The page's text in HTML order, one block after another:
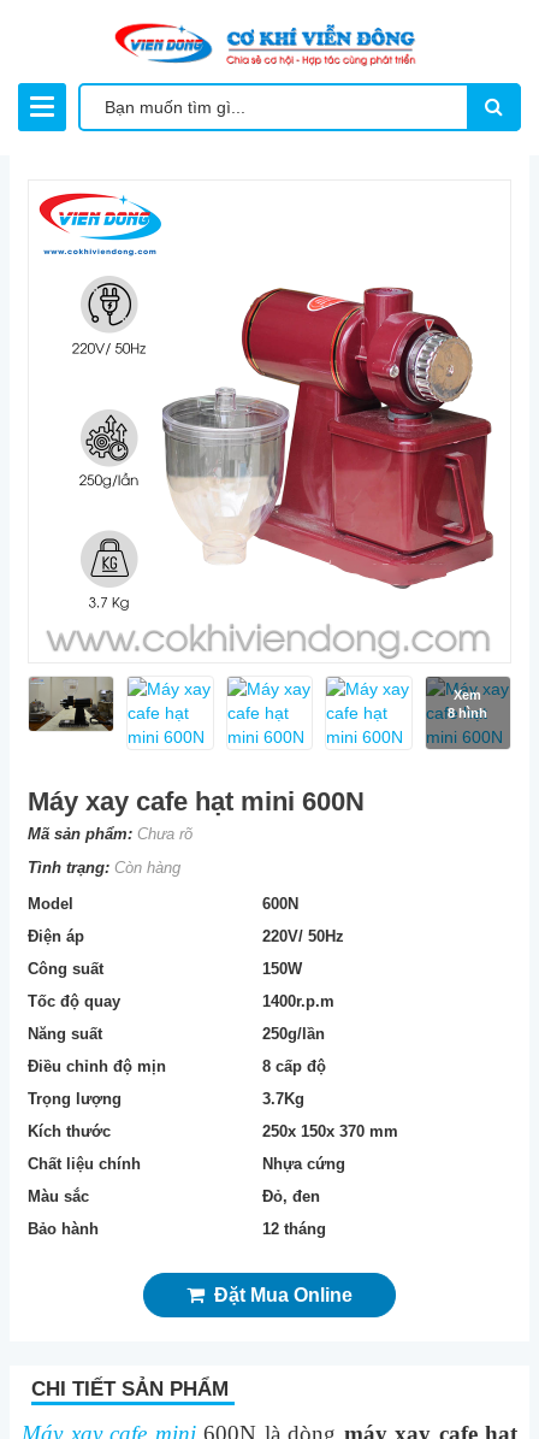
Xem
8 hình
Máy xay cafe hạt mini 600N
Mã sản phẩm: Chưa rõ
Tình trạng: Còn hàng
Model
600N
Điện áp
220V/ 50Hz
Công suất
150W
Tốc độ quay
1400r.p.m
Năng suất
250g/lần
Điều chỉnh độ mịn
8 cấp độ
Trọng lượng
3.7Kg
Kích thước
250x 150x 370 mm
Chất liệu chính
Nhựa cứng
Màu sắc
Đỏ, đen
Bảo hành
12 tháng
Đặt Mua Online
CHI TIẾT SẢN PHẨM
Máy xay cafe mini600N là dòng máy xay cafe hạt